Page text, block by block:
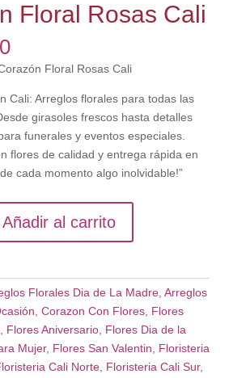
Floral Rosas Cali
Floral Rosas Cali
Cali: Arreglos florales para todas las
girasoles frescos hasta detalles
funerales y eventos especiales.
flores de calidad y entrega rápida en
cada momento algo inolvidable!”
Añadir al carrito
Florales Dia de La Madre, Arreglos
, Corazon Con Flores, Flores
, Flores Aniversario, Flores Dia de la
Mujer, Flores San Valentin, Floristeria
Cali Norte, Floristeria Cali Sur,